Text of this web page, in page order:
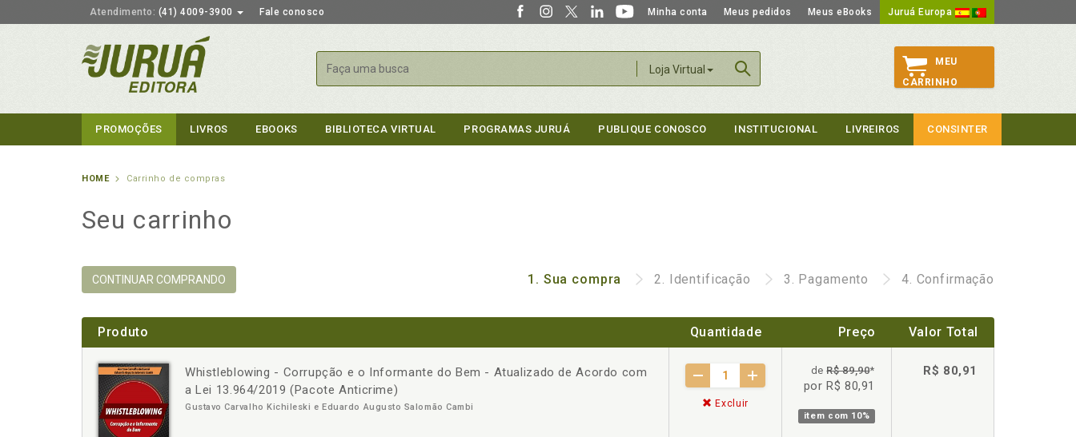
Atendimento: (41) 4009-3900 Fale conosco Minha conta Meus pedidos Meus eBooks Juruá Europa
Loja Virtual
Buscar
MEU
CARRINHO
PROMOÇÕES LIVROS EBOOKS BIBLIOTECA VIRTUAL PROGRAMAS JURUÁ PUBLIQUE CONOSCO INSTITUCIONAL LIVREIROS CONSINTER
HOME Carrinho de compras
Seu carrinho
CONTINUAR COMPRANDO 1. Sua compra 2. Identificação 3. Pagamento 4. Confirmação
Produto Quantidade Preço Valor Total
Whistleblowing - Corrupção e o Informante do Bem - Atualizado de Acordo com
a Lei 13.964/2019 (Pacote Anticrime)
Gustavo Carvalho Kichileski e Eduardo Augusto Salomão Cambi
- +
Excluir
deR$ 89,90*
por R$ 80,91
item com 10%
R$ 80,91